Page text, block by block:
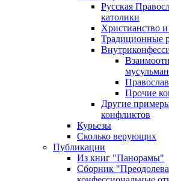
Русская
католики
Христианство
Традиционные
Прочие
Другие
конфликтов
Курьезы
Сколько верующих
Публикации
Из книг "Панорамы"
Сборник